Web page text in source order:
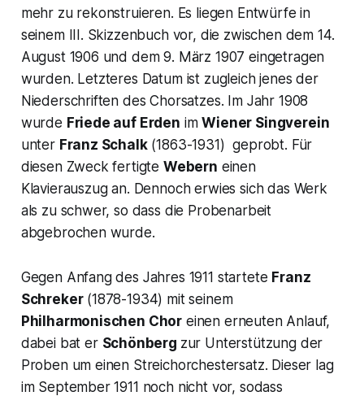
mehr zu rekonstruieren. Es liegen Entwürfe in
seinem III. Skizzenbuch vor, die zwischen dem 14.
August 1906 und dem 9. März 1907 eingetragen
wurden. Letzteres Datum ist zugleich jenes der
Niederschriften des Chorsatzes. Im Jahr 1908
wurde Friede auf Erden imWiener Singverein
unter Franz Schalk(1863-1931) geprobt. Für
diesen Zweck fertigte Webern einen
Klavierauszug an. Dennoch erwies sich das Werk
als zu schwer, so dass die Probenarbeit
abgebrochen wurde.
Gegen Anfang des Jahres 1911 startete Franz
Schreker(1878-1934) mit seinem
Philharmonischen Chor einen erneuten Anlauf,
dabei bat er Schönberg zur Unterstützung der
Proben um einen Streichorchestersatz. Dieser lag
im September 1911 noch nicht vor, sodass